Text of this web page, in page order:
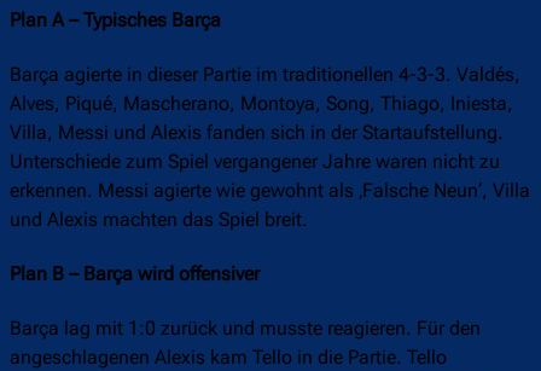
Plan A – Typisches Barça
Barça agierte in dieser Partie im traditionellen 4-3-3. Valdés,
Alves, Piqué, Mascherano, Montoya, Song, Thiago, Iniesta,
Villa, Messi und Alexis fanden sich in der Startaufstellung.
Unterschiede zum Spiel vergangener Jahre waren nicht zu
erkennen. Messi agierte wie gewohnt als ‚Falsche Neun‘, Villa
und Alexis machten das Spiel breit.
Plan B – Barça wird offensiver
Barça lag mit 1:0 zurück und musste reagieren. Für den
angeschlagenen Alexis kam Tello in die Partie. Tello